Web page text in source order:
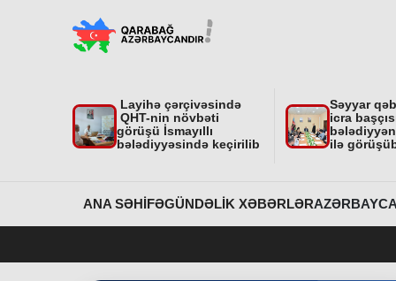
Layihə çərçivəsində
QHT-nin növbəti
görüşü İsmayıllı
bələdiyyəsində keçirilib
Səyyar
icra
ilə
ANA SƏHIFƏGÜNDƏLIK XƏBƏRLƏR
edir
Dövlət Xidmətinin açıqlaması niyə çoxsaylı
suallar yaratdı
Məhkəmə prosesi ilə bağlı yerində baxış